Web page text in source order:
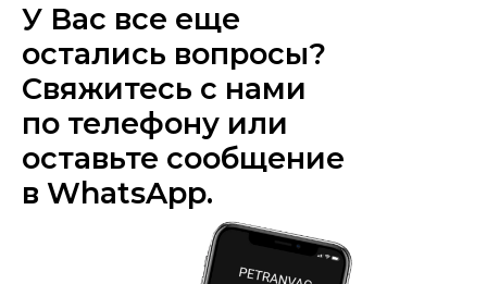
У Вас все еще
остались вопросы?
Свяжитесь с нами
по телефону или
оставьте сообщение
в WhatsApp.